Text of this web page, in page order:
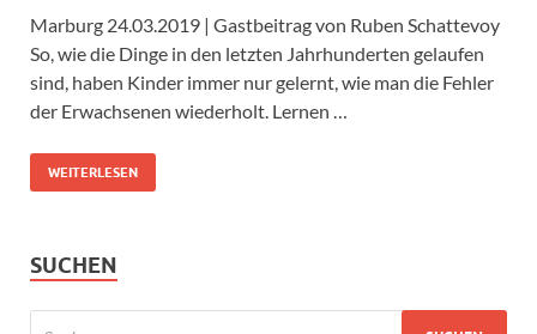
Marburg 24.03.2019 | Gastbeitrag von Ruben Schattevoy
So, wie die Dinge in den letzten Jahrhunderten gelaufen
sind, haben Kinder immer nur gelernt, wie man die Fehler
der Erwachsenen wiederholt. Lernen …
WEITERLESEN
SUCHEN